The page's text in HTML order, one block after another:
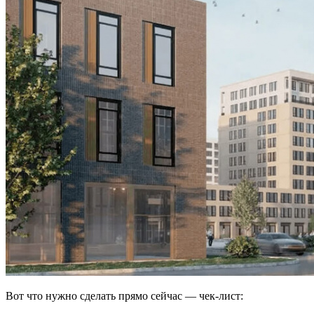
Вот что нужно сделать прямо сейчас — чек-лист: